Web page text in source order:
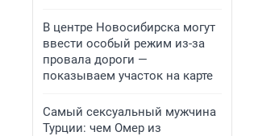
В центре Новосибирска могут
ввести особый режим из-за
провала дороги —
показываем участок на карте
Самый сексуальный мужчина
Турции: чем Омер из